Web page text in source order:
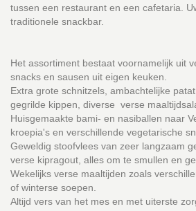
tussen een restaurant en een cafetaria.
traditionele snackbar.
Het assortiment bestaat voornamelijk uit
snacks en sausen uit eigen keuken.
Extra grote schnitzels, ambachtelijke
gegrilde kippen, diverse verse
Huisgemaakte bami- en nasiballen naar
kroepia's en verschillende vegetarische
Geweldig stoofvlees van zeer langzaam
verse kipragout, alles om te smullen en
Wekelijks verse maaltijden zoals
of winterse soepen.
Altijd vers van het mes en met uiterste